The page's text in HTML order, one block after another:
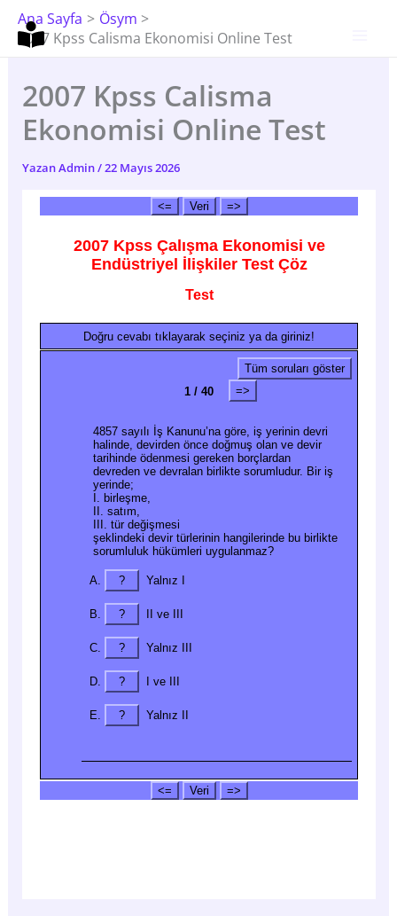
İçeriğe
Atla
Ana Sayfa
Ösym
2007 Kpss Calisma Ekonomisi Online Test
2007 Kpss Calisma
Ekonomisi Online Test
YazanAdmin/22 Mayıs 2026